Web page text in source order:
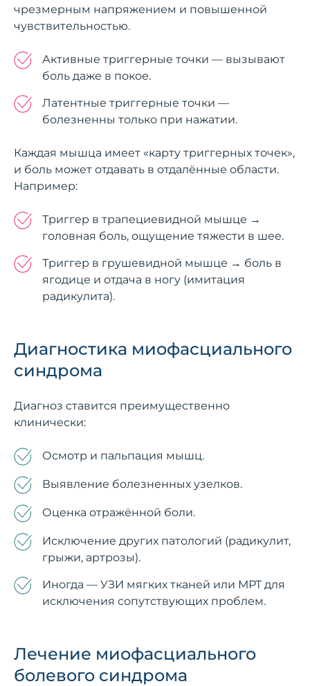
чрезмерным напряжением и повышенной
чувствительностью.
Активные триггерные точки — вызывают
боль даже в покое.
Латентные триггерные точки —
болезненны только при нажатии.
Каждая мышца имеет «карту триггерных точек»,
и боль может отдавать в отдалённые области.
Например:
Триггер в трапециевидной мышце →
головная боль, ощущение тяжести в шее.
Триггер в грушевидной мышце → боль в
ягодице и отдача в ногу (имитация
радикулита).
Диагностика миофасциального
синдрома
Диагноз ставится преимущественно
клинически:
Осмотр и пальпация мышц.
Выявление болезненных узелков.
Оценка отражённой боли.
Исключение других патологий (радикулит,
грыжи, артрозы).
Иногда — УЗИ мягких тканей или МРТ для
исключения сопутствующих проблем.
Лечение миофасциального
болевого синдрома